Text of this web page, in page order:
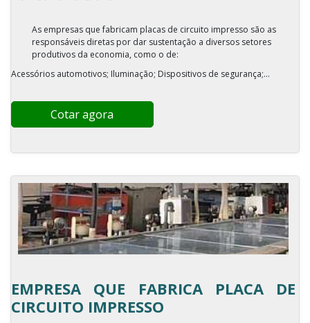
As empresas que fabricam placas de circuito impresso são as
responsáveis diretas por dar sustentação a diversos setores
produtivos da economia, como o de:
Acessórios automotivos; Iluminação; Dispositivos de segurança;...
Cotar agora
EMPRESA QUE FABRICA PLACA DE
CIRCUITO IMPRESSO